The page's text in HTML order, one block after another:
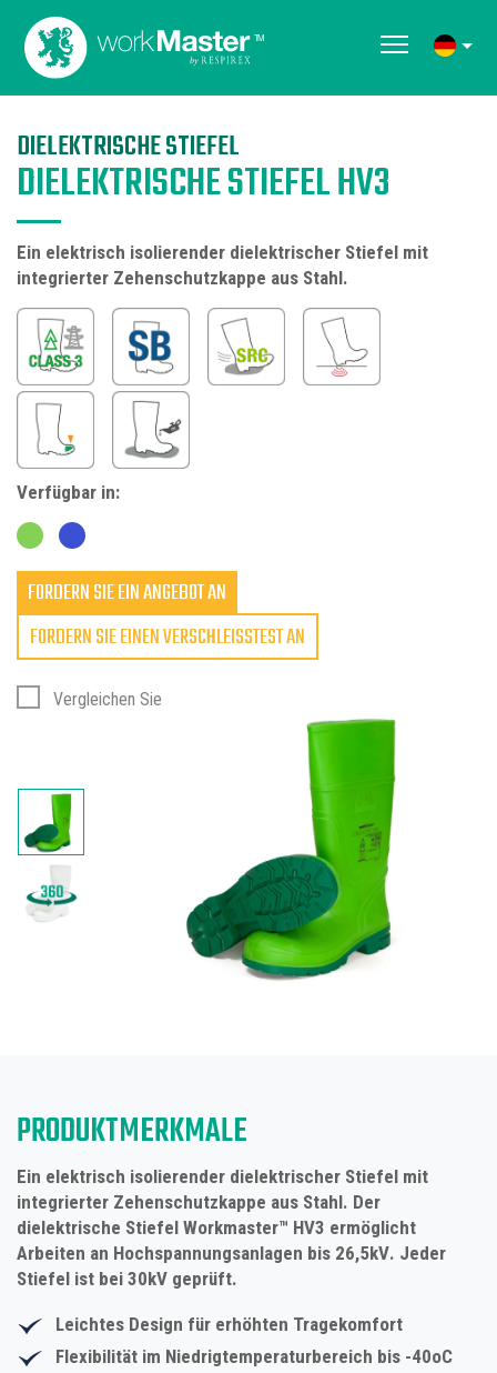
DIELEKTRISCHE STIEFEL
DIELEKTRISCHE STIEFEL HV3
Ein elektrisch isolierender dielektrischer Stiefel mit
integrierter Zehenschutzkappe aus Stahl.
Verfügbar in:
FORDERN SIE EIN ANGEBOT AN
FORDERN SIE EINEN VERSCHLEISSTEST AN
Vergleichen Sie
PRODUKTMERKMALE
Ein elektrisch isolierender dielektrischer Stiefel mit
integrierter Zehenschutzkappe aus Stahl. Der
dielektrische Stiefel Workmaster™ HV3 ermöglicht
Arbeiten an Hochspannungsanlagen bis 26,5kV. Jeder
Stiefel ist bei 30kV geprüft.
Leichtes Design für erhöhten Tragekomfort
Flexibilität im Niedrigtemperaturbereich bis -40oC